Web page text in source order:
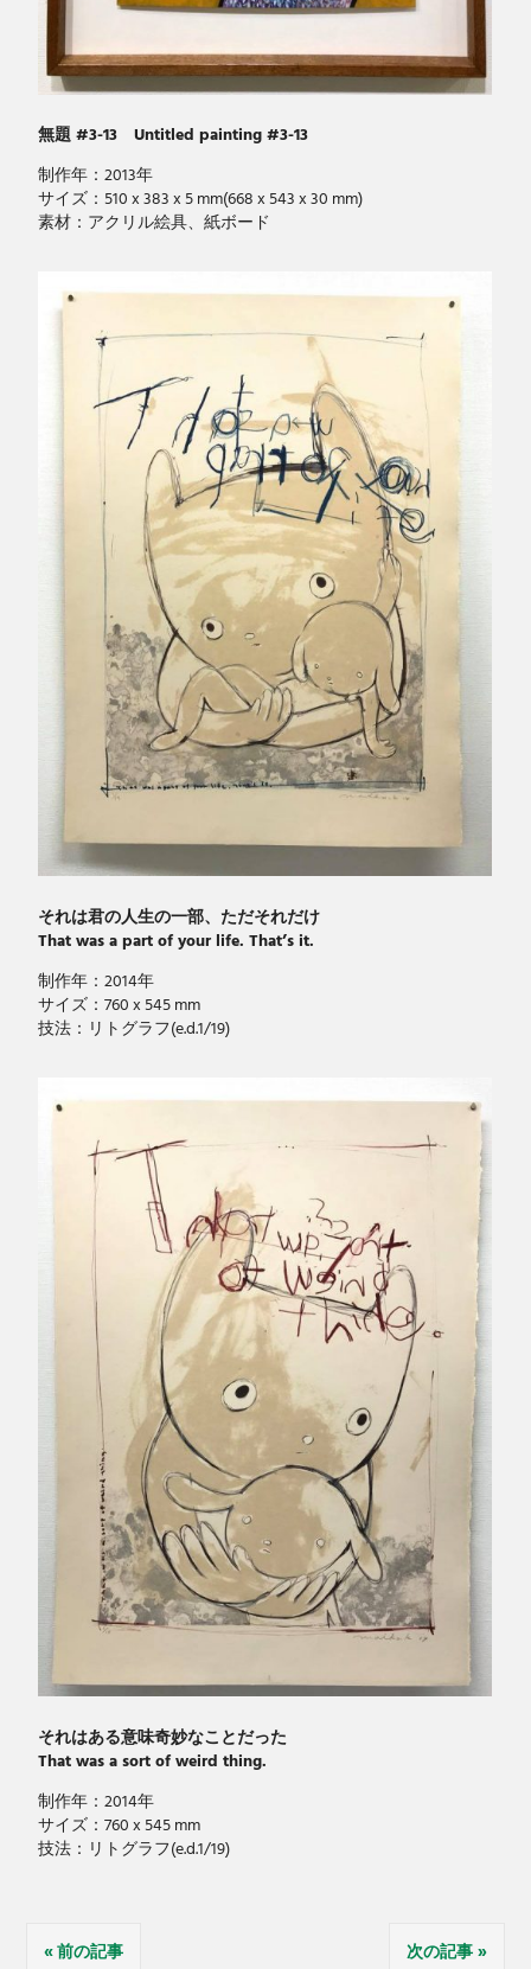
無題 #3-13 Untitled painting #3-13
制作年：2013年
サイズ：510 x 383 x 5 mm(668 x 543 x 30 mm)
素材：アクリル絵具、紙ボード
それは君の人生の一部、ただそれだけ
That was a part of your life. That’s it.
制作年：2014年
サイズ：760 x 545 mm
技法：リトグラフ(e.d.1/19)
それはある意味奇妙なことだった
That was a sort of weird thing.
制作年：2014年
サイズ：760 x 545 mm
技法：リトグラフ(e.d.1/19)
投 前の記事 次の記事